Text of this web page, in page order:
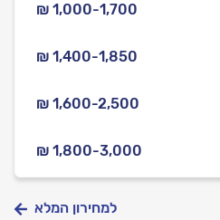
₪ 1,000-1,700
₪ 1,400-1,850
₪ 1,600-2,500
₪ 1,800-3,000
למחירון המלא